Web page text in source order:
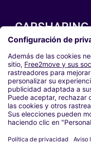
CARSHARING
NUESTRAS CIUDADES
Paris
Madrid
Washington DC
Milán
Roma
Turín
Viena
Berlín
Düsseldorf